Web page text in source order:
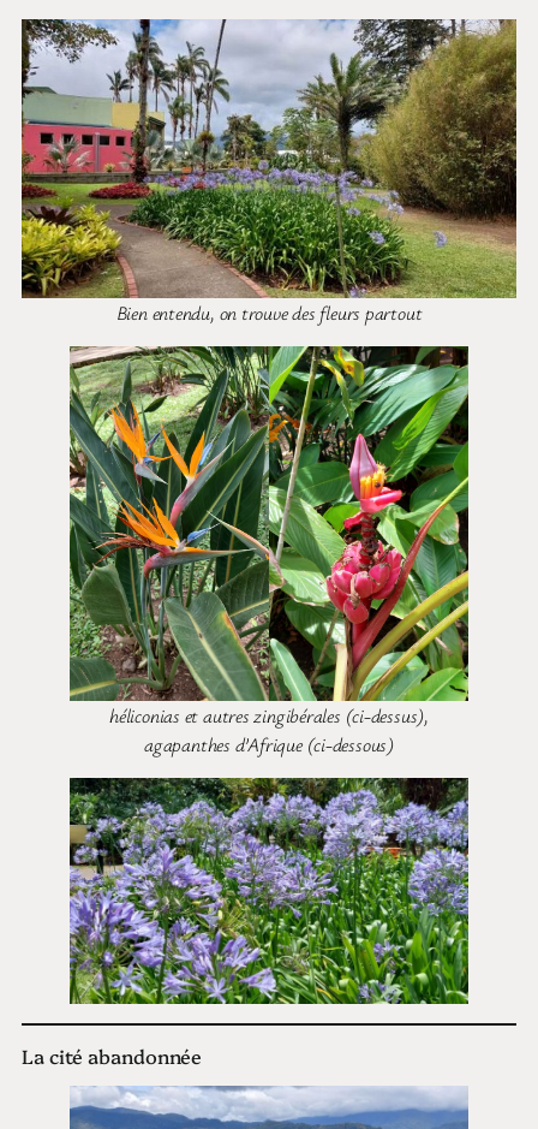
Bien entendu, on trouve des fleurs partout
héliconias et autres zingibérales (ci-dessus),
agapanthes d’Afrique (ci-dessous)
La cité abandonnée